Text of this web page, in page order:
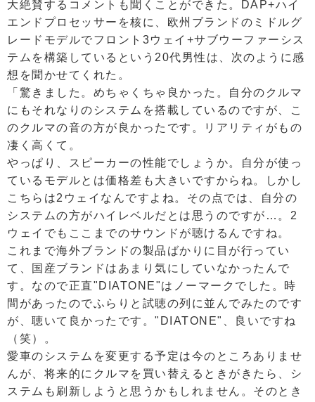
大絶賛するコメントも聞くことができた。DAP+ハイ
エンドプロセッサーを核に、欧州ブランドのミドルグ
レードモデルでフロント3ウェイ+サブウーファーシス
テムを構築しているという20代男性は、次のように感
想を聞かせてくれた。
「驚きました。めちゃくちゃ良かった。自分のクルマ
にもそれなりのシステムを搭載しているのですが、こ
のクルマの音の方が良かったです。リアリティがもの
凄く高くて。
やっぱり、スピーカーの性能でしょうか。自分が使っ
ているモデルとは価格差も大きいですからね。しかし
こちらは2ウェイなんですよね。その点では、自分の
システムの方がハイレベルだとは思うのですが…。2
ウェイでもここまでのサウンドが聴けるんですね。
これまで海外ブランドの製品ばかりに目が行ってい
て、国産ブランドはあまり気にしていなかったんで
す。なので正直"DIATONE"はノーマークでした。時
間があったのでふらりと試聴の列に並んでみたのです
が、聴いて良かったです。"DIATONE"、良いですね
（笑）。
愛車のシステムを変更する予定は今のところありませ
んが、将来的にクルマを買い替えるときがきたら、シ
ステムも刷新しようと思うかもしれません。そのとき